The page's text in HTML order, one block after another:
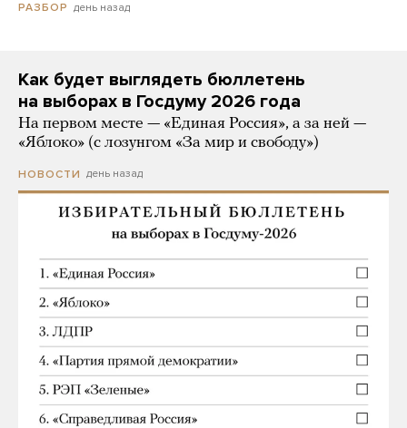
РАЗБОР день назад
Как будет выглядеть бюллетень
на выборах в Госдуму 2026 года
На первом месте — «Единая Россия», а за ней —
«Яблоко» (с лозунгом «За мир и свободу»)
НОВОСТИ день назад